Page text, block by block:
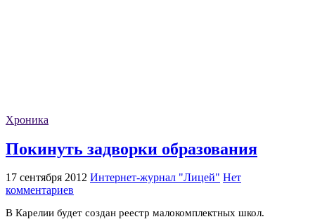
Хроника
Покинуть задворки образования
17 сентября 2012 Интернет-журнал "Лицей" Нет
комментариев
В Карелии будет создан реестр малокомплектных школ.